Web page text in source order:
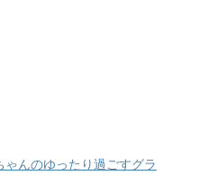
んのゆったり過ごすグラ